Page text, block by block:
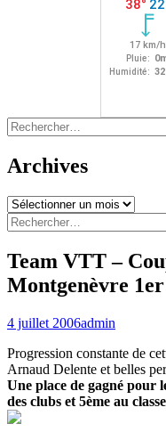
Rechercher :
Archives
Archives
Rechercher :
Team VTT –
Montgenèvre
4 juillet 2006admin
Progression constante de
Arnaud Delente et belles
Une place de gagné pour
des clubs et 5ème au